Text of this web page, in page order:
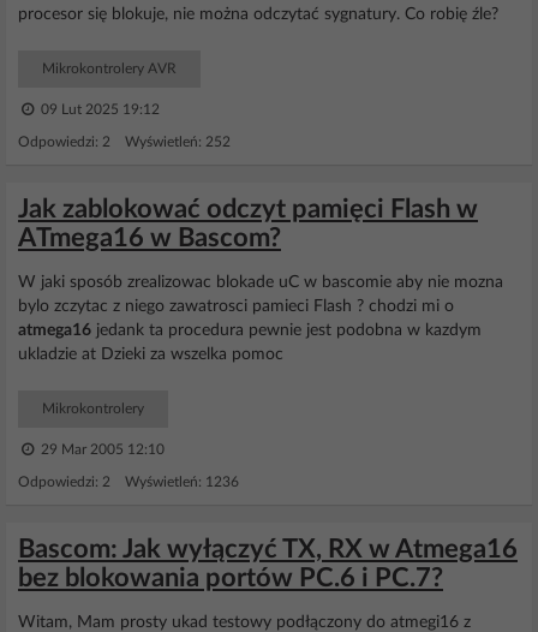
procesor się blokuje, nie można odczytać sygnatury. Co robię źle?
Mikrokontrolery AVR
09 Lut 2025 19:12
Odpowiedzi: 2 Wyświetleń: 252
Jak zablokować odczyt pamięci Flash w
ATmega16 w Bascom?
W jaki sposób zrealizowac blokade uC w bascomie aby nie mozna
bylo zczytac z niego zawatrosci pamieci Flash ? chodzi mi o
atmega16 jedank ta procedura pewnie jest podobna w kazdym
ukladzie at Dzieki za wszelka pomoc
Mikrokontrolery
29 Mar 2005 12:10
Odpowiedzi: 2 Wyświetleń: 1236
Bascom: Jak wyłączyć TX, RX w Atmega16
bez blokowania portów PC.6 i PC.7?
Witam, Mam prosty ukad testowy podłączony do atmegi16 z